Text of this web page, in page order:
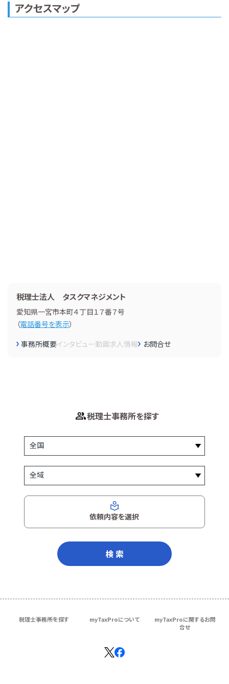
アクセスマップ
税理士法人 タスクマネジメント
愛知県一宮市本町４丁目１７番７号
（電話番号を表示）
事務所概要インタビュー動画求人情報 お問合せ
税理士事務所を探す
依頼内容を選択
検 索
税理士事務所を探す myTaxProについて
myTaxProに関するお問
合せ